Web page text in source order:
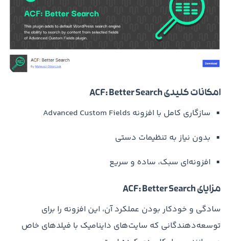
امکانات کلیدی ACF: Better Search
سازگاری کامل با افزونه Advanced Custom Fields
بدون نیاز به تنظیمات دستی
افزونه‌ای سبک، ساده و سریع
مزایای ACF: Better Search
سادگی و خودکار بودن عملکرد آن، این افزونه را برای
توسعه‌دهندگانی که سایت‌های داینامیک با فیلدهای خاص